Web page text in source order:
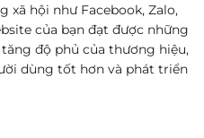
xã hội như Facebook, Zalo,
của bạn đạt được những
độ phủ của thương hiệu,
dùng tốt hơn và phát triển